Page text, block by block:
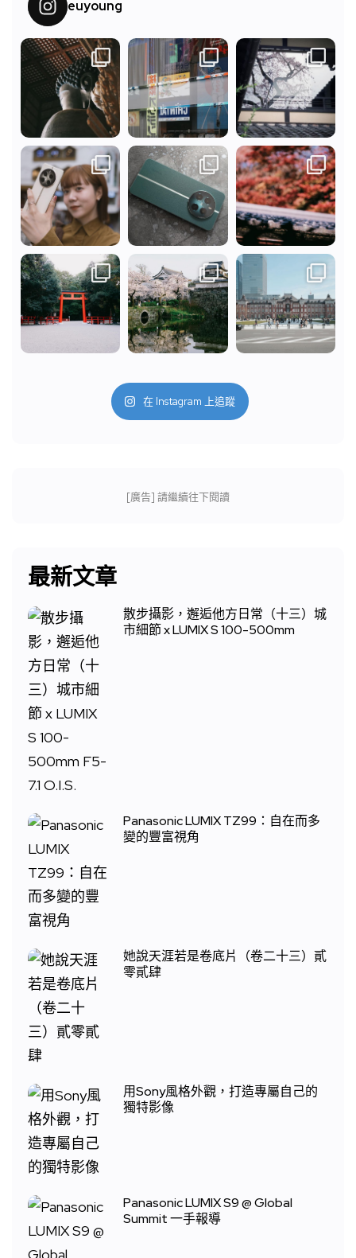
euyoung
在 Instagram 上追蹤
[廣告] 請繼續往下閱讀
最新文章
散步攝影，邂逅他方日常（十三）城
市細節 x LUMIX S 100-500mm
Panasonic LUMIX TZ99：自在而多
變的豐富視角
她說天涯若是卷底片（卷二十三）貳
零貳肆
用Sony風格外觀，打造專屬自己的
獨特影像
Panasonic LUMIX S9 @ Global
Summit 一手報導